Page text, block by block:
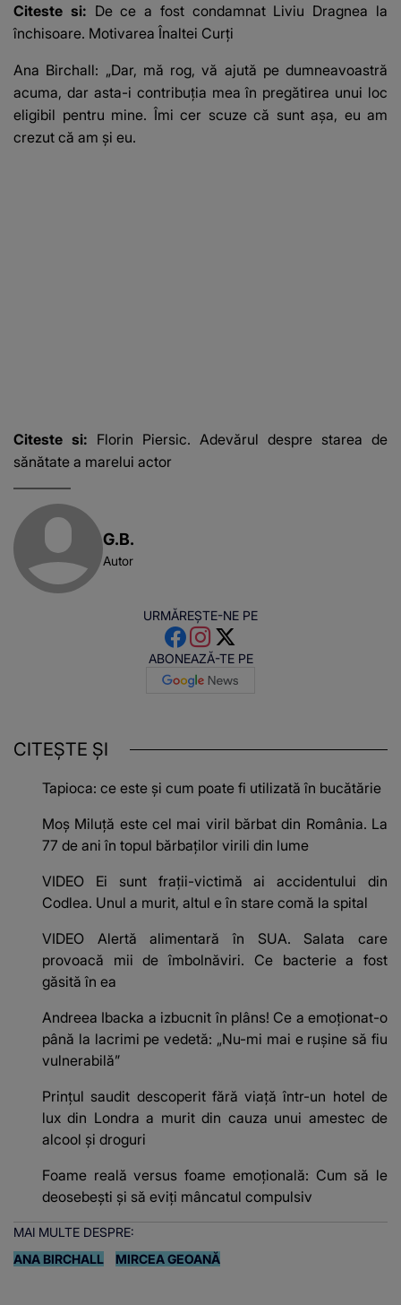
Citeste si: De ce a fost condamnat Liviu Dragnea la
închisoare. Motivarea Înaltei Curți
Ana Birchall: „Dar, mă rog, vă ajută pe dumneavoastră
acuma, dar asta-i contribuția mea în pregătirea unui loc
eligibil pentru mine. Îmi cer scuze că sunt așa, eu am
crezut că am și eu.
Citeste si: Florin Piersic. Adevărul despre starea de
sănătate a marelui actor
G.B.
Autor
URMĂREȘTE-NE PE
ABONEAZĂ-TE PE
CITEȘTE ȘI
Tapioca: ce este și cum poate fi utilizată în bucătărie
Moș Miluță este cel mai viril bărbat din România. La
77 de ani în topul bărbaților virili din lume
VIDEO Ei sunt frații-victimă ai accidentului din
Codlea. Unul a murit, altul e în stare comă la spital
VIDEO Alertă alimentară în SUA. Salata care
provoacă mii de îmbolnăviri. Ce bacterie a fost
găsită în ea
Andreea Ibacka a izbucnit în plâns! Ce a emoționat-o
până la lacrimi pe vedetă: „Nu-mi mai e rușine să fiu
vulnerabilă”
Prințul saudit descoperit fără viață într-un hotel de
lux din Londra a murit din cauza unui amestec de
alcool și droguri
Foame reală versus foame emoțională: Cum să le
deosebești și să eviți mâncatul compulsiv
MAI MULTE DESPRE:
ANA BIRCHALL
MIRCEA GEOANĂ